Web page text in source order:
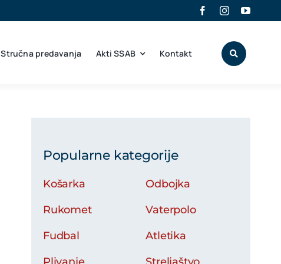
Stručna predavanja Akti SSAB Kontakt
Popularne kategorije
Košarka
Rukomet
Fudbal
Odbojka
Vaterpolo
Atletika